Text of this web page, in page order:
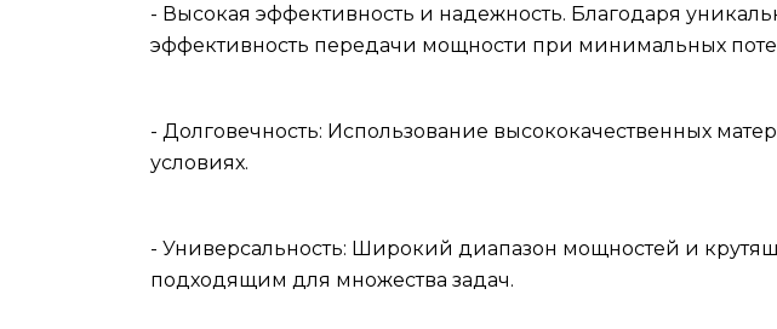
- Высокая эффективность и надежность. Благодаря
эффективность передачи мощности при минимальных
- Долговечность: Использование высококачественных
условиях.
- Универсальность: Широкий диапазон мощностей и
подходящим для множества задач.